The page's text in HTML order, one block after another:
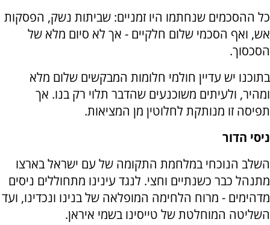
כל ההסכמים שנחתמו היו זמניים: שביתות נשק, הפסקות
אש, ואף הסכמי שלום חלקיים - אך לא סיום מלא של
הסכסוך.
בתוכנו יש עדיין חולמי חלומות המבקשים שלום מלא
ומהיר, ולעיתים משוכנעים שהדבר תלוי רק בנו. אך
תפיסה זו מנותקת לחלוטין מן המציאות.
ניסי הדור
השלב הנוכחי במלחמת התקומה של עם ישראל בארצו
מתנהל כבר כשנתיים וחצי. לנגד עינינו מתחוללים ניסים
מדהימים - מרוח הלחימה המופלאה של בנינו ונכדינו, ועד
השליטה המוחלטת של טייסינו בשמי איראן.